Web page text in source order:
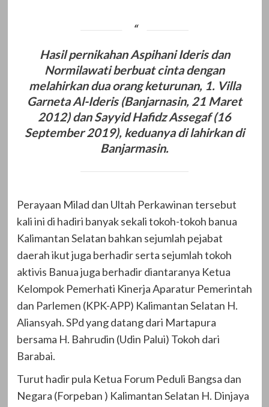
Hasil pernikahan Aspihani Ideris dan
Normilawati berbuat cinta dengan
melahirkan dua orang keturunan, 1. Villa
Garneta Al-Ideris (Banjarnasin, 21 Maret
2012) dan Sayyid Hafidz Assegaf (16
September 2019), keduanya di lahirkan di
Banjarmasin.
Perayaan Milad dan Ultah Perkawinan tersebut
kali ini di hadiri banyak sekali tokoh-tokoh banua
Kalimantan Selatan bahkan sejumlah pejabat
daerah ikut juga berhadir serta sejumlah tokoh
aktivis Banua juga berhadir diantaranya Ketua
Kelompok Pemerhati Kinerja Aparatur Pemerintah
dan Parlemen (KPK-APP) Kalimantan Selatan H.
Aliansyah. SPd yang datang dari Martapura
bersama H. Bahrudin (Udin Palui) Tokoh dari
Barabai.
Turut hadir pula Ketua Forum Peduli Bangsa dan
Negara (Forpeban ) Kalimantan Selatan H. Dinjaya